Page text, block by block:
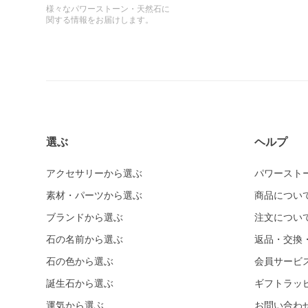
様々なパワーストーン・天然石に
関する情報をお届けします。
選ぶ
アクセサリーから選ぶ
素材・パーツから選ぶ
ブランドから選ぶ
石の名前から選ぶ
石の色から選ぶ
誕生石から選ぶ
運気から選ぶ
ヘルプ
パワースト
商品につい
注文につい
返品・交換
会員サービ
ギフトラッ
お問い合わ